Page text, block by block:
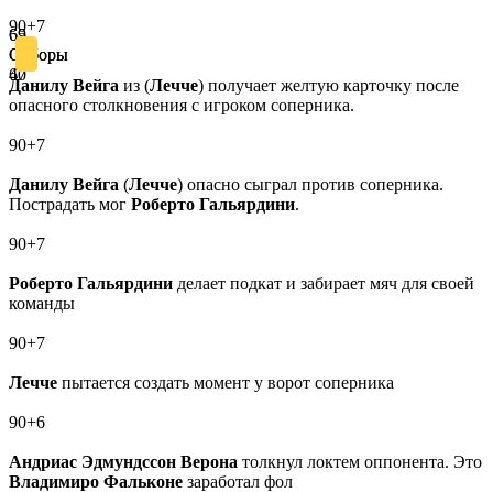
69
Отборы
47
65
Отборы
60
90+7
Данилу Вейга из (Лечче) получает желтую карточку после
опасного столкновения с игроком соперника.
90+7
Данилу Вейга (Лечче) опасно сыграл против соперника.
Пострадать мог Роберто Гальярдини.
90+7
Роберто Гальярдини делает подкат и забирает мяч для своей
команды
90+7
Лечче пытается создать момент у ворот соперника
90+6
Андриас Эдмундссон Верона толкнул локтем оппонента. Это
Владимиро Фальконе заработал фол